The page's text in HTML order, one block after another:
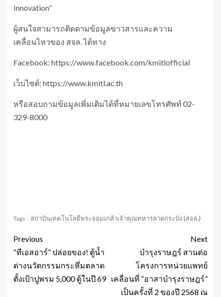
Innovation”
ผู้สนใจสามารถติดตามข้อมูลข่าวสารและความ
เคลื่อนไหวของ สจล. ได้ทาง
Facebook: https://www.facebook.com/kmitlofficial
เว็บไซต์: https://www.kmitl.ac.th
หรือสอบถามข้อมูลเพิ่มเติมได้ที่หมายเลขโทรศัพท์ 02-
329-8000
Tags: สถาบันเทคโนโลยีพระจอมเกล้าเจ้าคุณทหารลาดกระบัง (สจล.)
Previous
“ทีเอสอาร์” ปล่อยของ! ตู้น้ำ
ด่างนวัตกรรมกระหึ่มตลาด
ตั้งเป้าปูพรม 5,000 ตู้ในปี 69
Next
บำรุงราษฎร์ สานต่อ
โครงการหน่วยแพทย์
เคลื่อนที่ “อาสาบำรุงราษฎร์”
เป็นครั้งที่ 2 ของปี 2568 ณ